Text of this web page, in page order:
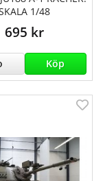
1/48
695 kr
Köp